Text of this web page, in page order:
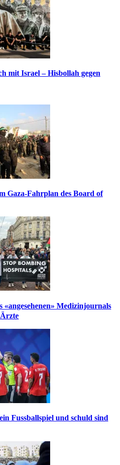
mit Israel – Hisbollah gegen
Gaza-Fahrplan des Board of
«angesehenen» Medizinjournals
Fussballspiel und schuld sind